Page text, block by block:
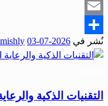
Snapchat
Email
Share
نُشر في 2026-07-03
التقنيات الذكية